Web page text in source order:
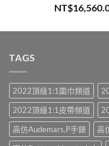
評分5.00
滿分 5
NT$
TAGS
2022頂級1:1圍巾頻道
2022頂級1:1皮帶頻道
高仿Audemars.P手錶
高